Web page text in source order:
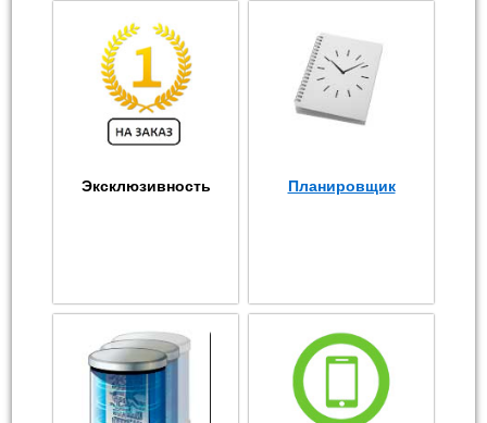
Эксклюзивность Планировщик